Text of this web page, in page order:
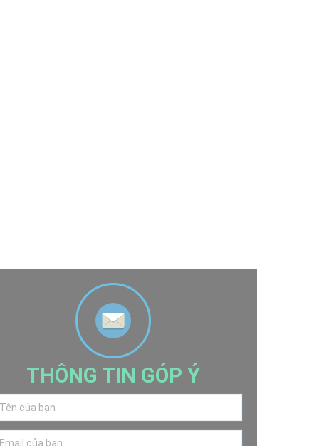
THÔNG TIN GÓP Ý